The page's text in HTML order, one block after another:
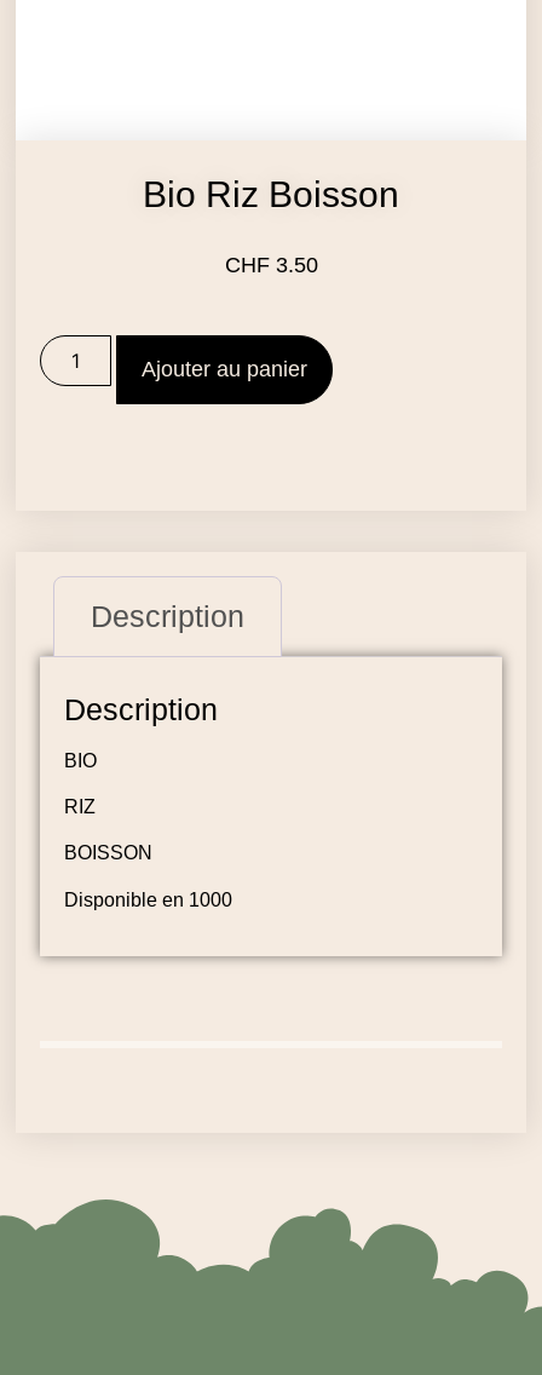
Bio Riz Boisson
CHF3.50
Ajouter au panier
Description
Description
BIO
RIZ
BOISSON
Disponible en 1000